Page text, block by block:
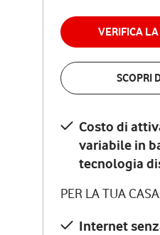
VERIFICA
SCOPRI
Costo di
variabile in
tecnologia
PER LA TUA
Internet
Costo
PER LA
la